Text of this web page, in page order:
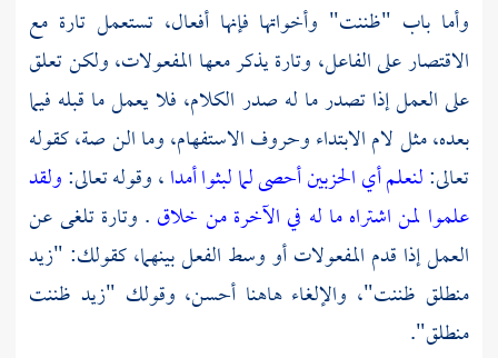
وأما باب "ظننت" وأخواتها فإنها أفعال، تستعمل تارة مع
الاقتصار على الفاعل، وتارة يذكر معها المفعولات، ولكن تعلق
على العمل إذا تصدر ما له صدر الكلام، فلا يعمل ما قبله فيما
بعده، مثل لام الابتداء وحروف الاستفهام، وما الن صة، كقوله
تعالى:لنعلم أي الحزبين أحصى لما لبثوا أمدا، وقوله تعالى:ولقد
علموا لمن اشتراه ما له في الآخرة من خلاق . وتارة تلغى عن
العمل إذا قدم المفعولات أو وسط الفعل بينهما، كقولك: "زيد
منطلق ظننت"، والإلغاء هاهنا أحسن، وقولك "زيد ظننت
منطلق".